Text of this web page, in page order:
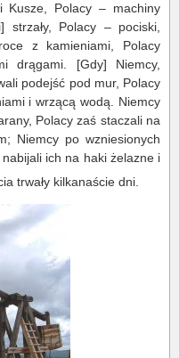
Kusze, Polacy – machiny
strzały, Polacy – pociski,
z kamieniami, Polacy
drągami. [Gdy] Niemcy,
podejść pod mur, Polacy
i wrzącą wodą. Niemcy
Polacy zaś staczali na
Niemcy po wzniesionych
ich na haki żelazne i
trwały kilkanaście dni.